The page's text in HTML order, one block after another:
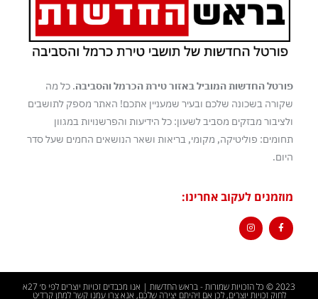
פורטל החדשות המוביל באזור טירת הכרמל והסביבה. כל מה
שקורה בשכונה שלכם ובעיר שמעניין אתכם! האתר מספק לתושבים
ולציבור מבזקים מסביב לשעון: כל הידיעות והפרשנויות במגוון
תחומים: פוליטיקה, מקומי, בריאות ושאר הנושאים החמים שעל סדר
היום.
מוזמנים לעקוב אחרינו:
2023 © כל הזכויות שמורות - בראש החדשות | אנו מכבדים זכויות יוצרים לפי ס׳ 27א
לחוק זכויות יוצרים, לכן אם זיהיתם יצירה שלכם, אנא צרו עמנו קשר למתן קרדיט